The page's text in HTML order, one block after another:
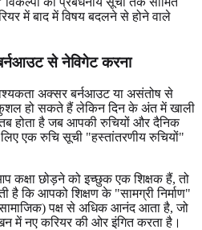
में बाद में विषय बदलने से होने वाले
से नेविगेट करना
अक्सर बर्नआउट या असंतोष से
हो सकते हैं लेकिन दिन के अंत में खाली
है जब आपकी रुचियों और दैनिक
एक रुचि सूची "हस्तांतरणीय रुचियों"
कक्षा छोड़ने को इच्छुक एक शिक्षक हैं, तो
कि आपको शिक्षण के "सामग्री निर्माण"
पक्ष से अधिक आनंद आता है, जो
में नए करियर की ओर इंगित करता है।